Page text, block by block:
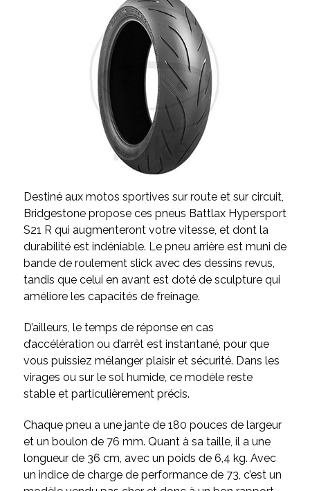
Destiné aux motos sportives sur route et sur circuit,
Bridgestone propose ces pneus Battlax Hypersport
S21 R qui augmenteront votre vitesse, et dont la
durabilité est indéniable. Le pneu arrière est muni de
bande de roulement slick avec des dessins revus,
tandis que celui en avant est doté de sculpture qui
améliore les capacités de freinage.
D’ailleurs, le temps de réponse en cas
d’accélération ou d’arrêt est instantané, pour que
vous puissiez mélanger plaisir et sécurité. Dans les
virages ou sur le sol humide, ce modèle reste
stable et particulièrement précis.
Chaque pneu a une jante de 180 pouces de largeur
et un boulon de 76 mm. Quant à sa taille, il a une
longueur de 36 cm, avec un poids de 6,4 kg. Avec
un indice de charge de performance de 73, c’est un